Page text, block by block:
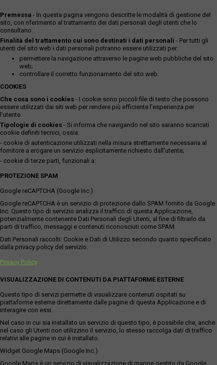
Premessa - In questa pagina vengono descritte le modalità di gestione del
sito, con riferimento al trattamento dei dati personali degli utenti che lo
consultano.
Finalità del trattamento cui sono destinati i dati personali - Per tutti gli
utenti del sito web i dati personali potranno essere utilizzati per:
permettere la navigazione attraverso le pagine web pubbliche del sito
web;
controllare il corretto funzionamento del sito web.
COOKIES
Che cosa sono i cookies - I cookie sono piccoli file di testo che possono
essere utilizzati dai siti web per rendere più efficiente l'esperienza per
l'utente.
Tipologie di cookies - Si informa che navigando nel sito saranno scaricati
cookie definiti tecnici, ossia:
- cookie di autenticazione utilizzati nella misura strettamente necessaria al
fornitore a erogare un servizio esplicitamente richiesto dall'utente;
- cookie di terze parti, funzionali a:
PROTEZIONE SPAM
Google reCAPTCHA (Google Inc.)
Google reCAPTCHA è un servizio di protezione dallo SPAM fornito da Google
Inc. Questo tipo di servizio analizza il traffico di questa Applicazione,
potenzialmente contenente Dati Personali degli Utenti, al fine di filtrarlo da
parti di traffico, messaggi e contenuti riconosciuti come SPAM.
Dati Personali raccolti: Cookie e Dati di Utilizzo secondo quanto specificato
dalla privacy policy del servizio.
Privacy Policy
VISUALIZZAZIONE DI CONTENUTI DA PIATTAFORME ESTERNE
Questo tipo di servizi permette di visualizzare contenuti ospitati su
piattaforme esterne direttamente dalle pagine di questa Applicazione e di
interagire con essi.
Nel caso in cui sia installato un servizio di questo tipo, è possibile che, anche
nel caso gli Utenti non utilizzino il servizio, lo stesso raccolga dati di traffico
relativi alle pagine in cui è installato.
Widget Google Maps (Google Inc.)
Google Maps è un servizio di visualizzazione di mappe gestito da Google